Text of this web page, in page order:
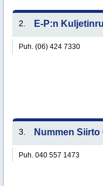
2. E-P:n
Puh. (06) 424 7330
3. Nummen Siirto
Puh. 040 557 1473